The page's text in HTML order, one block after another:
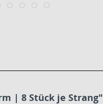
| 8 Stück je Strang"